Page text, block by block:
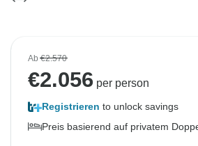
Ab€2.570
€2.056 per person
Registrieren to unlock savings
Preis basierend auf privatem